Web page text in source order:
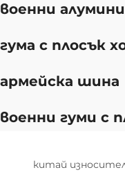
военни
гума с плосък
армейска шина
военни гуми с
китай